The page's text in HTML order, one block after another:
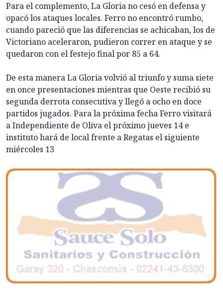
Para el complemento, La Gloria no cesó en defensa y
opacó los ataques locales. Ferro no encontró rumbo,
cuando pareció que las diferencias se achicaban, los de
Victoriano aceleraron, pudieron correr en ataque y se
quedaron con el festejo final por 85 a 64.
De esta manera La Gloria volvió al triunfo y suma siete
en once presentaciones mientras que Oeste recibió su
segunda derrota consecutiva y llegó a ocho en doce
partidos jugados. Para la próxima fecha Ferro visitará
a Independiente de Oliva el próximo jueves 14 e
instituto hará de local frente a Regatas el siguiente
miércoles 13